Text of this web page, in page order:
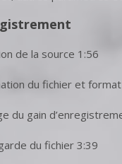
de la source 1:56
du fichier et
du gain
du fichier 3:39